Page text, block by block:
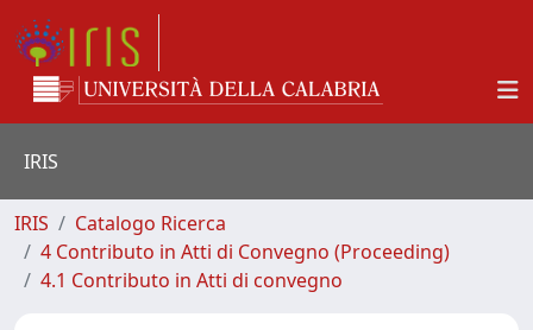
IRIS
IRIS
Catalogo Ricerca
4 Contributo in Atti di Convegno (Proceeding)
4.1 Contributo in Atti di convegno